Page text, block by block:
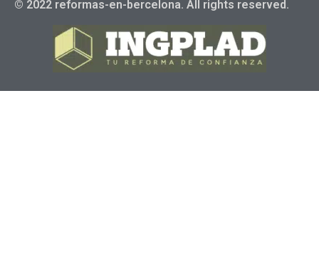
© 2022 reformas-en-bercelona. All rights reserved.